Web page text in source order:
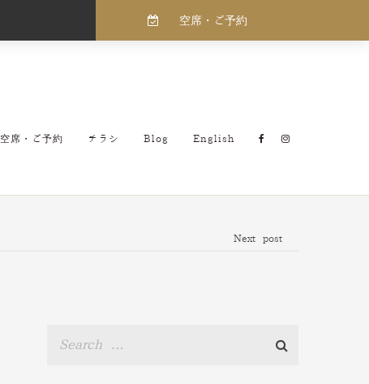
空席・ご予約
空席・ご予約 チラシ Blog English
Next post